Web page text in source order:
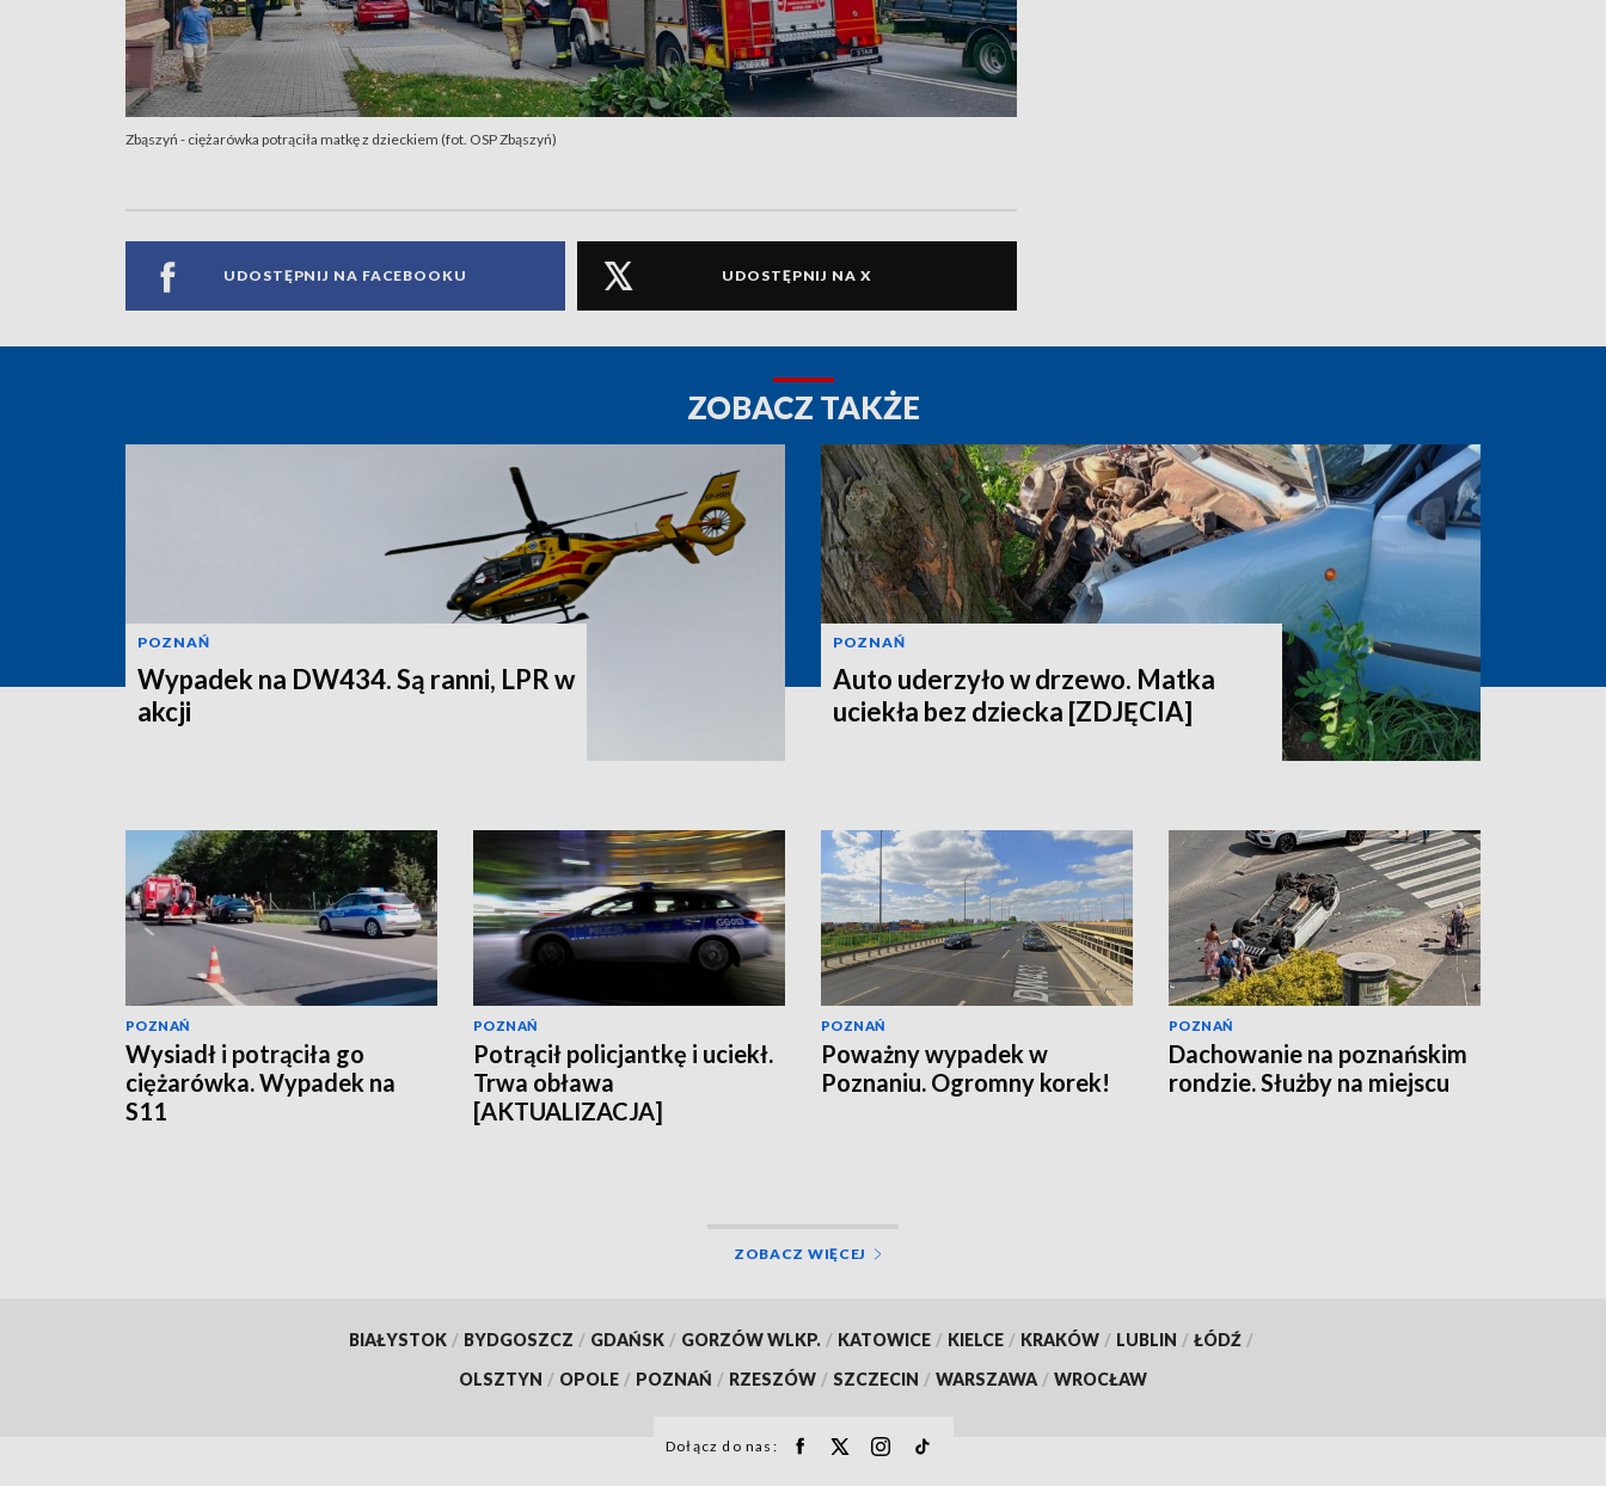
Zbąszyń - ciężarówka potrąciła matkę z dzieckiem (fot. OSP Zbąszyń)
UDOSTĘPNIJ NA FACEBOOKU UDOSTĘPNIJ NA X
ZOBACZ TAKŻE
POZNAŃ
Wypadek na DW434. Są ranni, LPR w
akcji
POZNAŃ
Auto uderzyło w drzewo. Matka
uciekła bez dziecka [ZDJĘCIA]
POZNAŃ
Wysiadł i potrąciła go
ciężarówka. Wypadek na
S11
POZNAŃ
Potrącił policjantkę i uciekł.
Trwa obława
[AKTUALIZACJA]
POZNAŃ
Poważny wypadek w
Poznaniu. Ogromny korek!
POZNAŃ
Dachowanie na poznańskim
rondzie. Służby na miejscu
ZOBACZ WIĘCEJ
BIAŁYSTOK / BYDGOSZCZ / GDAŃSK / GORZÓW WLKP. / KATOWICE / KIELCE / KRAKÓW / LUBLIN / ŁÓDŹ /
OLSZTYN / OPOLE / POZNAŃ / RZESZÓW / SZCZECIN / WARSZAWA / WROCŁAW
Dołącz do nas: